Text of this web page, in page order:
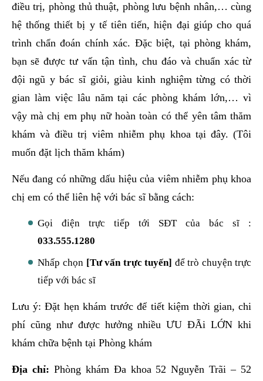
điều trị, phòng thủ thuật, phòng lưu bệnh nhân,… cùng
hệ thống thiết bị y tế tiên tiến, hiện đại giúp cho quá
trình chẩn đoán chính xác. Đặc biệt, tại phòng khám,
bạn sẽ được tư vấn tận tình, chu đáo và chuẩn xác từ
đội ngũ y bác sĩ giỏi, giàu kinh nghiệm từng có thời
gian làm việc lâu năm tại các phòng khám lớn,… vì
vậy mà chị em phụ nữ hoàn toàn có thể yên tâm thăm
khám và điều trị viêm nhiễm phụ khoa tại đây. (Tôi
muốn đặt lịch thăm khám)
Nếu đang có những dấu hiệu của viêm nhiễm phụ khoa
chị em có thể liên hệ với bác sĩ bằng cách:
Gọi điện trực tiếp tới SĐT của bác sĩ :
033.555.1280
Nhấp chọn[Tư vấn trực tuyến] để trò chuyện trực
tiếp với bác sĩ
Lưu ý: Đặt hẹn khám trước để tiết kiệm thời gian, chi
phí cũng như được hưởng nhiều ƯU ĐÃi LỚN khi
khám chữa bệnh tại Phòng khám
Địa chỉ: Phòng khám Đa khoa 52 Nguyễn Trãi – 52